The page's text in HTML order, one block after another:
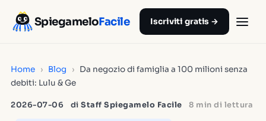
SpiegameloFacile Iscriviti gratis →
Home › Blog › Da negozio di famiglia a 100 milioni senza
debiti: Lulu & Ge
2026-07-06 di Staff Spiegamelo Facile 8 min di lettura